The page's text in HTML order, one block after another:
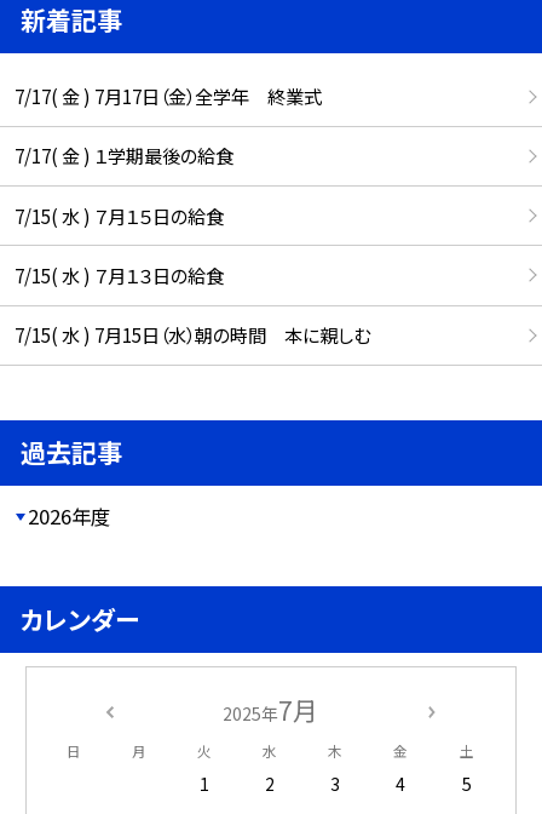
新着記事
7/17( 金 ) 7月17日（金）全学年 終業式
7/17( 金 ) １学期最後の給食
7/15( 水 ) ７月１５日の給食
7/15( 水 ) ７月１３日の給食
7/15( 水 ) 7月15日（水）朝の時間 本に親しむ
過去記事
2026年度
カレンダー
2025年7月
日 月 火 水 木 金 土
1 2 3 4
5